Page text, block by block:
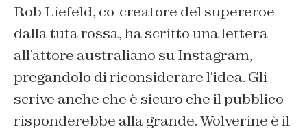
Rob Liefeld, co-creatore del supereroe
dalla tuta rossa, ha scritto una lettera
all’attore australiano su Instagram,
pregandolo di riconsiderare l’idea. Gli
scrive anche che è sicuro che il pubblico
risponderebbe alla grande. Wolverine è il